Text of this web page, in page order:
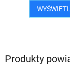
Produkty